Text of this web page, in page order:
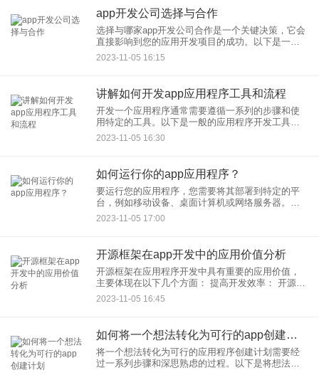
app开发公司选择与合作
选择与哪家app开发公司合作是一个关键决策，它会
直接影响到您的应用开发项目的成功。以下是一些
建议，以帮助您选择合适的app开发公司： 明确项目
需求：
2023-11-05 16:15
讲解如何开发app应用程序工具和流程
开发一个应用程序通常需要遵循一系列的步骤和使
用特定的工具。以下是一般的应用程序开发工具和
流程的概述： 1. 确定项目目标： 在开始应用程序开
发之前
2023-11-05 16:30
如何运行你的app应用程序？
要运行您的应用程序，您需要将其部署到特定的平
台，例如移动设备、桌面计算机或网络服务器。运
行应用程序的确切步骤会根据应用程序的类型和目
标平台而有所不同，以下是一些通用的指导原则：
2023-11-05 17:00
开源框架在app开发中的应用价值分析
开源框架在应用程序开发中具有重要的应用价值，
主要体现在以下几个方面： 提高开发效率： 开源框
架通常提供了一套已经经过测试和验证的代码库，
其中包含了许多常
2023-11-05 16:45
如何将一个想法转化为可行的app创建计划
将一个想法转化为可行的应用程序创建计划需要经
过一系列步骤和深思熟虑的过程。以下是将想法转